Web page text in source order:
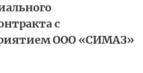
с
ООО «СИМАЗ»